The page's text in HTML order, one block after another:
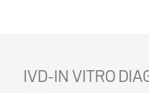
IVD-IN VITRO